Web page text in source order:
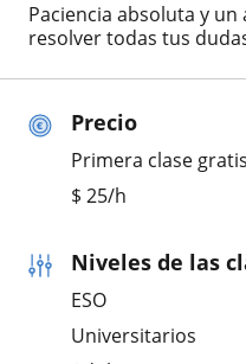
Precio
Primera clase gratis
$ 25/h
Niveles de las
ESO
Universitarios
Paciencia absoluta y
resolver todas tus